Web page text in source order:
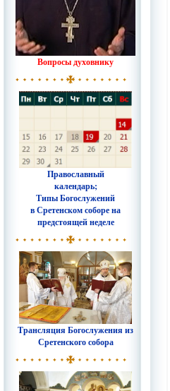
Вопросы духовнику
Православный
календарь;
Типы Богослужений
в Сретенском соборе на
предстоящей неделе
Трансляция Богослужения из
Сретенского собора